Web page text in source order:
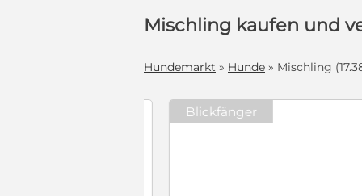
Mischling kaufen und
Hundemarkt » Hunde » Mischling
Blickfänger